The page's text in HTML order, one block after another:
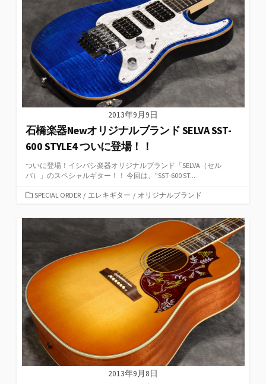
2013年9月9日
石橋楽器Newオリジナルブランド SELVA SST-
600 STYLE4 ついに登場！！
ついに登場！イシバシ楽器オリジナルブランド「SELVA（セル
バ）」のスペシャルギター！！ 今回は、”SST-600 ST...
カ
ゴ
SPECIAL ORDER / エレキギター / オリジナルブランド
2013年9月8日